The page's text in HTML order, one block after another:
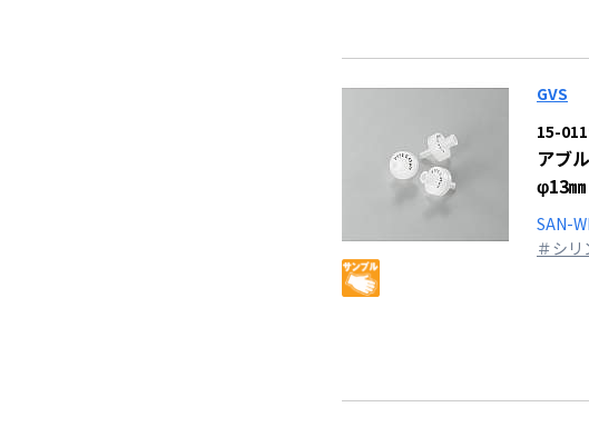
GVS
15-
アブ
φ13
SAN-
＃シリ